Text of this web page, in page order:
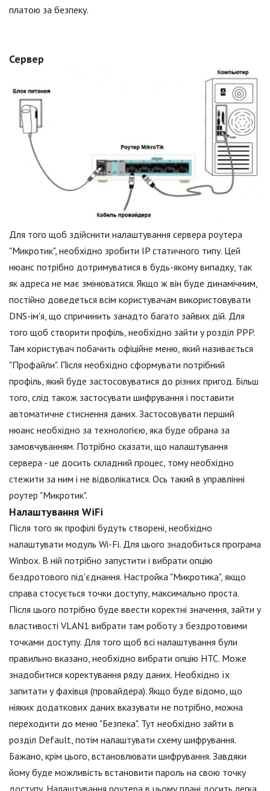
платою за безпеку.
Сервер
Для того щоб здійснити налаштування сервера роутера
"Микротик", необхідно зробити IP статичного типу. Цей
нюанс потрібно дотримуватися в будь-якому випадку, так
як адреса не має змінюватися. Якщо ж він буде динамічним,
постійно доведеться всім користувачам використовувати
DNS-ім'я, що спричинить занадто багато зайвих дій. Для
того щоб створити профіль, необхідно зайти у розділ PPP.
Там користувач побачить офіційне меню, який називається
"Профайли". Після необхідно сформувати потрібний
профіль, який буде застосовуватися до різних пригод. Більш
того, слід також застосувати шифрування і поставити
автоматичне стиснення даних. Застосовувати перший
нюанс необхідно за технологією, яка буде обрана за
замовчуванням. Потрібно сказати, що налаштування
сервера - це досить складний процес, тому необхідно
стежити за ним і не відволікатися. Ось такий в управлінні
роутер "Микротик".
Налаштування WiFi
Після того як профілі будуть створені, необхідно
налаштувати модуль Wi-Fi. Для цього знадобиться програма
Winbox. В ній потрібно запустити і вибрати опцію
бездротового під'єднання. Настройка "Микротика", якщо
справа стосується точки доступу, максимально проста.
Після цього потрібно буде ввести коректні значення, зайти у
властивості VLAN1 вибрати там роботу з бездротовими
точками доступу. Для того щоб всі налаштування були
правильно вказано, необхідно вибрати опцію HTC. Може
знадобитися коректування ряду даних. Необхідно їх
запитати у фахівця (провайдера). Якщо буде відомо, що
ніяких додаткових даних вказувати не потрібно, можна
переходити до меню "Безпека". Тут необхідно зайти в
розділ Default, потім налаштувати схему шифрування.
Бажано, крім цього, встановлювати шифрування. Завдяки
йому буде можливість встановити пароль на свою точку
доступу. Налаштування роутера в цьому плані досить легка,